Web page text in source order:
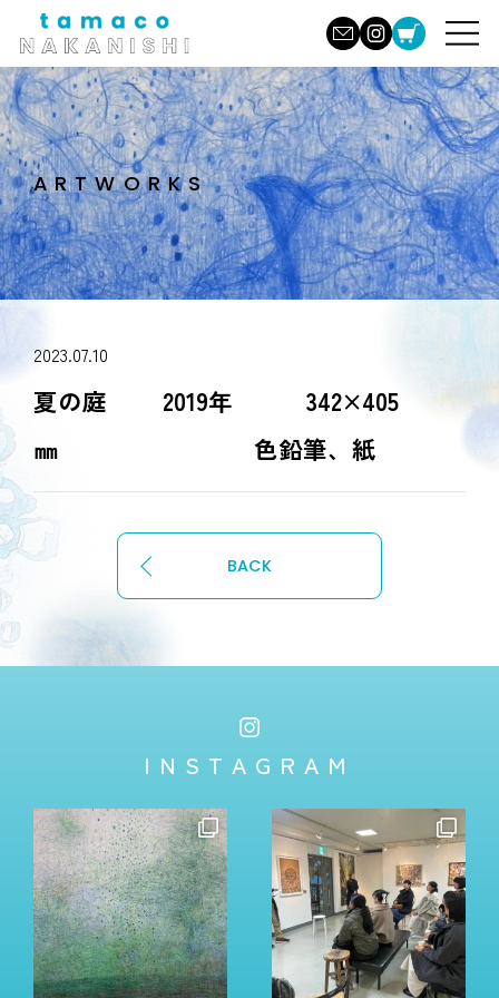
ARTWORKS
2023.07.10
夏の庭 2019年 342×405
㎜ 色鉛筆、紙
BACK
INSTAGRAM